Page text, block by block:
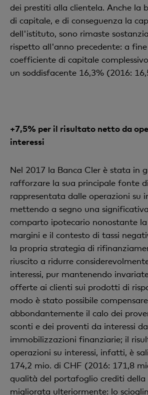
dei prestiti alla clientela. Anche la
di capitale, e di conseguenza la
dell'istituto, sono rimaste
rispetto all'anno precedente: a
coefficiente di capitale
un soddisfacente 16,3% (2016:
+7,5% per il risultato netto da
interessi
Nel 2017 la Banca Cler è stata in
rafforzare la sua principale fonte
rappresentata dalle operazioni su
mettendo a segno una
comparto ipotecario nonostante la
margini e il contesto di tassi
la propria strategia di
riuscito a ridurre
interessi, pur mantenendo
offerte ai clienti sui prodotti di
modo è stato possibile compensare
abbondantemente il calo dei
sconti e dei proventi da interessi da
immobilizzazioni finanziarie; il
operazioni su interessi, infatti, è
174,2 mio. di CHF (2016: 171,8
qualità del portafoglio crediti della
migliorata ulteriormente: lo